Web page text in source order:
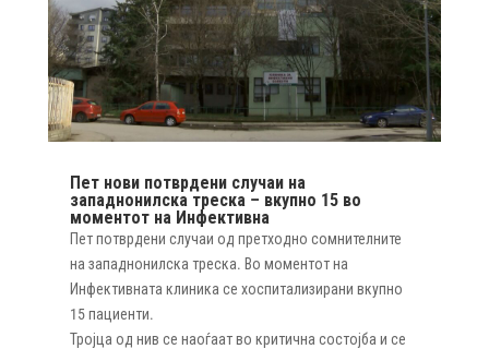
Пет нови потврдени случаи на
западнонилска треска – вкупно 15 во
моментот на Инфективна
Пет потврдени случаи од претходно сомнителните
на западнонилска треска. Во моментот на
Инфективната клиника се хоспитализирани вкупно
15 пациенти.
Тројца од нив се наоѓаат во критична состојба и се